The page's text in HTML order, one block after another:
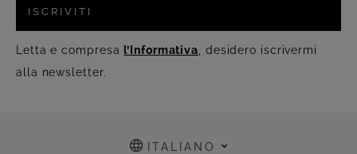
ISCRIVITI
Letta e compresa l’Informativa , desidero iscrivermi
alla newsletter.
ITALIANO